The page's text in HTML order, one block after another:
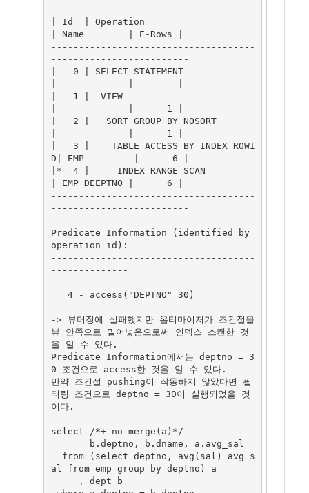
-------------------------
| Id  | Operation
| Name        | E-Rows |
-------------------------------------
-------------------------
|   0 | SELECT STATEMENT
|   1 |  VIEW
|             |      1 |
|   2 |   SORT GROUP BY NOSORT
|             |      1 |
|   3 |    TABLE ACCESS BY INDEX ROWI
D| EMP         |      6 |
|*  4 |     INDEX RANGE SCAN
| EMP_DEEPTNO |      6 |
-------------------------------------
-------------------------
Predicate Information (identified by
operation id):
-------------------------------------
--------------
-> 뷰머징에 실패했지만 옵티마이저가 조건절을
뷰 안쪽으로 밀어넣음으로써 인덱스 스캔한 것
을 알 수 있다.
Predicate Information에서는 deptno = 3
0 조건으로 access한 것을 알 수 있다.
만약 조건절 pushing이 작동하지 않았다면 필
터링 조건으로 deptno = 30이 실행되었을 것
이다.
select /*+ no_merge(a)*/
al from emp group by deptno) a